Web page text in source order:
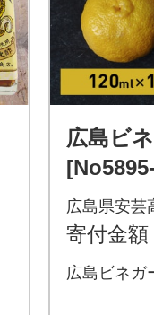
広島ビ
広島県安芸
寄付金額
広島ビネガ